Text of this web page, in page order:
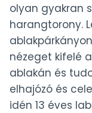
olyan gyakran
harangtorony.
nézeget kifelé a
ablakán és
elhajózó és
idén 13 éves